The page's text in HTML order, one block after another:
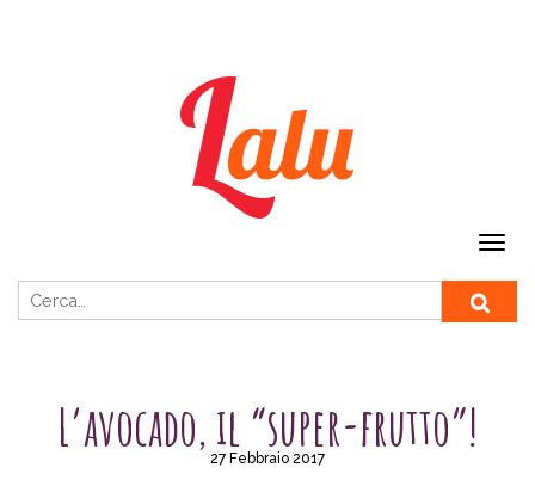
L’avocado, il “super-frutto”!
27 Febbraio 2017